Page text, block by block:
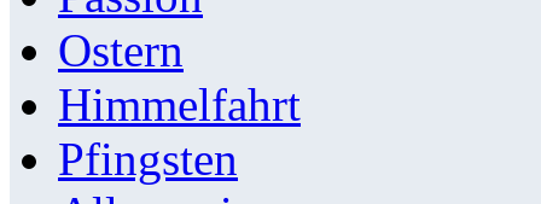
Ostern
Himmelfahrt
Pfingsten